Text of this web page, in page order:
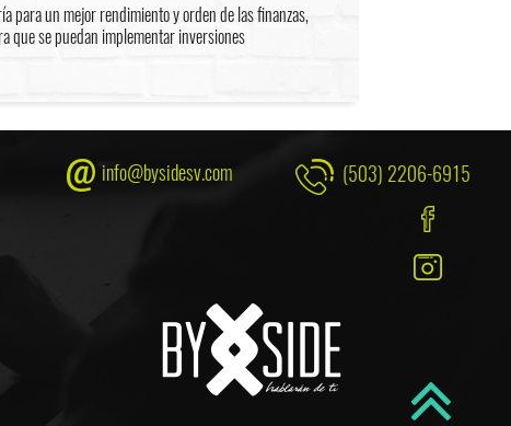
para un mejor rendimiento y orden de las finanzas,
que se puedan implementar inversiones
info@bysidesv.com (503) 2206-6915